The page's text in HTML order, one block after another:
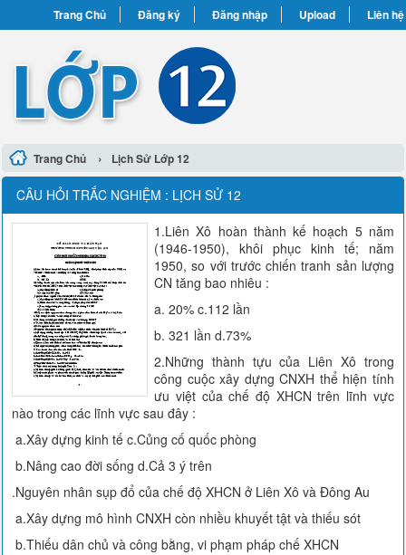
Trang Chủ Đăng ký Đăng nhập Upload Liên hệ
Trang Chủ › Lịch Sử Lớp 12
CÂU HỎI TRẮC NGHIỆM : LỊCH SỬ 12
1.Liên Xô hoàn thành kế hoạch 5 năm
(1946-1950), khôi phục kinh tế; năm
1950, so với trước chiến tranh sản lượng
CN tăng bao nhiêu :
a. 20% c.112 lần
b. 321 lần d.73%
2.Những thành tựu của Liên Xô trong
công cuộc xây dựng CNXH thể hiện tính
ưu việt của chế độ XHCN trên lĩnh vực
nào trong các lĩnh vực sau đây :
a.Xây dựng kinh tế c.Củng cố quốc phòng
b.Nâng cao đời sống d.Cả 3 ý trên
.Nguyên nhân sụp đổ của chế độ XHCN ở Liên Xô và Đông Au
a.Xây dựng mô hình CNXH còn nhiều khuyết tật và thiếu sót
b.Thiếu dân chủ và công bằng, vi phạm pháp chế XHCN